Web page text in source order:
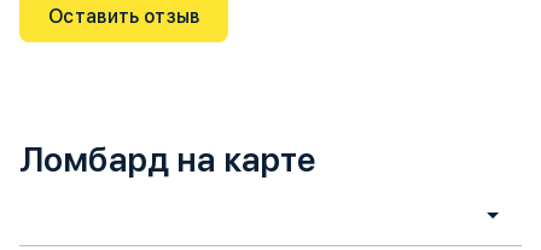
Оставить отзыв
Ломбард на карте